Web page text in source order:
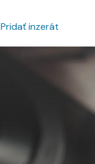
Pridať inzerát